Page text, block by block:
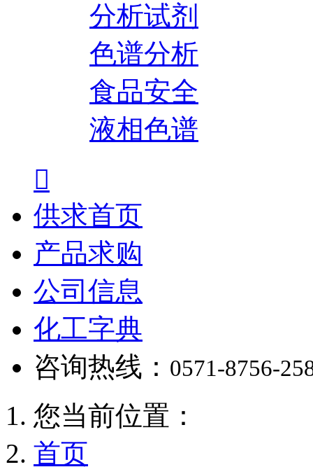
分析试剂
色谱分析
食品安全
液相色谱

供求首页
产品求购
公司信息
化工字典
咨询热线： 0571-8756-
您当前位置：
首页